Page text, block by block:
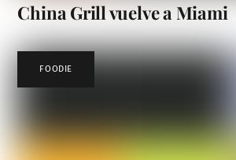
China Grill vuelve a Miami
FOODIE